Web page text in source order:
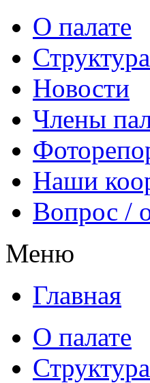
О палате
Новости
Члены
Наши
Вопрос /
Меню
Главная
О палате